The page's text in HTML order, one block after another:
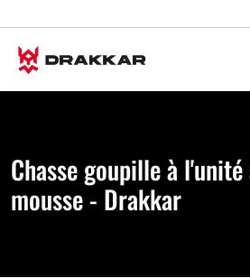
Chasse goupille à
mousse - Drakkar